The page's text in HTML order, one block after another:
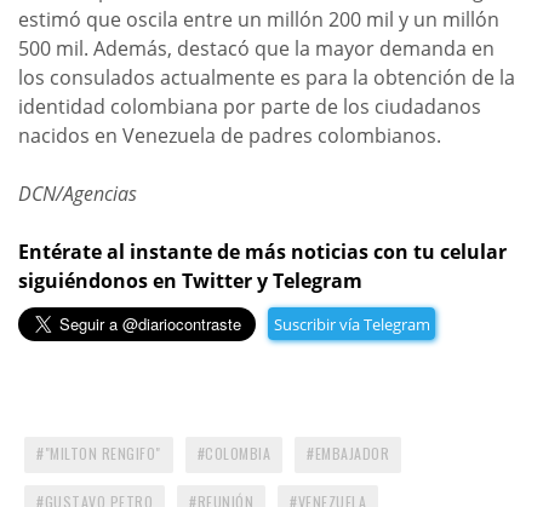
estimó que oscila entre un millón 200 mil y un millón
500 mil. Además, destacó que la mayor demanda en
los consulados actualmente es para la obtención de la
identidad colombiana por parte de los ciudadanos
nacidos en Venezuela de padres colombianos.
DCN/Agencias
Entérate al instante de más noticias con tu celular
siguiéndonos en Twitter y Telegram
Suscribir vía Telegram
"MILTON RENGIFO" COLOMBIA EMBAJADOR
GUSTAVO PETRO REUNIÓN VENEZUELA